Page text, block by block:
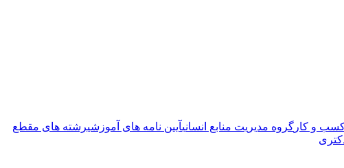
و کار گروه مدیریت منابع انسانیآیین نامه های آموزشیرشته های مقطع